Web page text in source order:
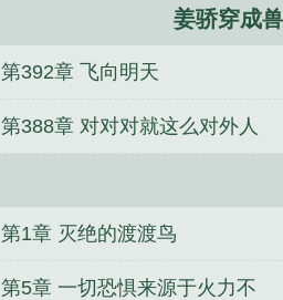
听懂兽语假千金破案成警
己直接上交国家姜骄最新章节
原来他非亲生 夏知柠纪书昀笔
姜骄穿成
第392章 飞向明天
第388章 对对对就这么对外人
第1章 灭绝的渡渡鸟
第5章 一切恐惧来源于火力不